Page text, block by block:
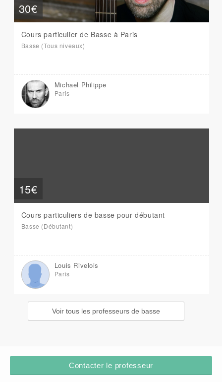
Contacter le professeur
30€
Cours particulier de Basse à Paris
Basse (Tous niveaux)
Michael Philippe
Paris
15€
Cours particuliers de basse pour débutant
Basse (Débutant)
Louis Rivelois
Paris
Voir tous les professeurs de basse